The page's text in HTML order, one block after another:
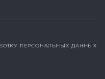
ПЕРСОНАЛЬНЫХ ДАННЫХ